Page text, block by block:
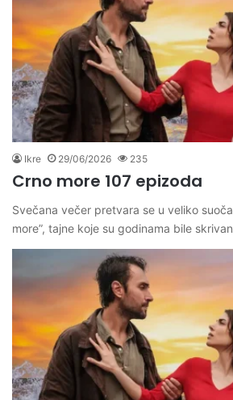
Ikre 29/06/2026 235
Crno more 107 epizoda
Svečana večer pretvara se u veliko
more”, tajne koje su godinama bile